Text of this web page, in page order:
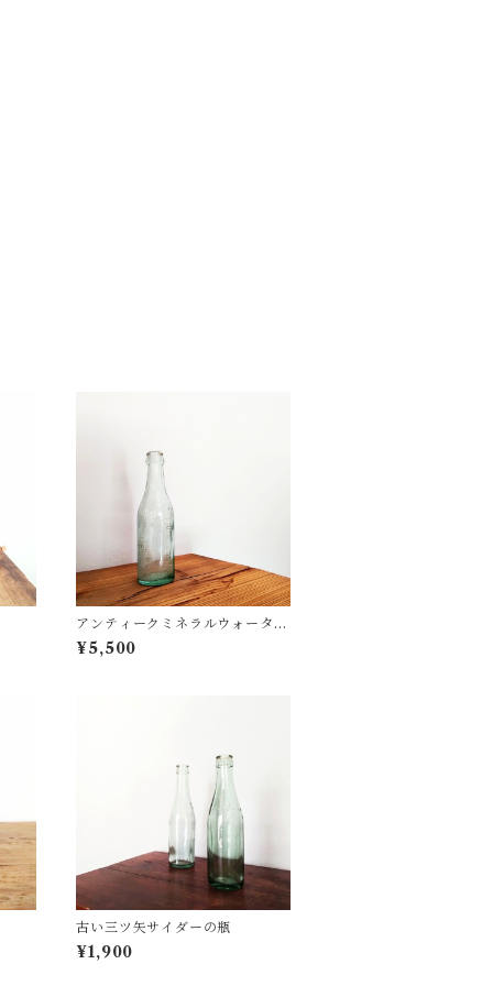
アンティークミネラルウォーター
ボトル
¥5,500
古い三ツ矢サイダーの瓶
¥1,900